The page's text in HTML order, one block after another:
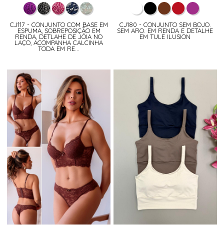
CJ117 - CONJUNTO COM BASE EM
ESPUMA, SOBREPOSIÇÃO EM
RENDA, DETLAHE DE JÓIA NO
LAÇO, ACOMPANHA CALCINHA
TODA EM RE...
CJ180 - CONJUNTO SEM BOJO.
SEM ARO. EM RENDA E DETALHE
EM TULE ILUSION